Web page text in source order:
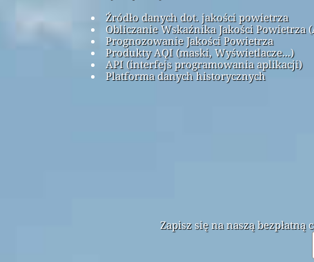
Źródło danych dot. jakości powietrza
Obliczanie Wskaźnika Jakości Powietrza
Prognozowanie Jakości Powietrza
Produkty AQI (maski, Wyświetlacze...)
API (interfejs programowania aplikacji)
Platforma danych historycznych
Zapisz się na naszą